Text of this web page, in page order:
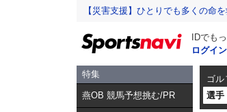
【災害支援】ひとりでも多くの命
IDでも
ログイン
特集
燕OB 競馬予想挑む/PR
ゴ
選手